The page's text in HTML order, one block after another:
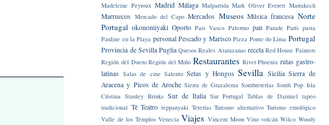
Madeleine Peyroux Madrid Málaga Malpartida Mark Oliver Everett Marrakech
Marruecos Mercado del Capo Mercados Museos Música francesa Norte
Portugal okonomiyaki Oporto Pais Vasco Palermo pan Parade París pasta
Pauline en la Playa personal Pescado y Marisco Pizza Ponte do Lima Portugal
Provincia de Sevilla Puglia Quesos Reales Atarazanas receta Red House Painters
Región del Duero Región del Miño Restaurantes River Phoenix rutas gastro-
latinas Salas de cine Salento Setas y Hongos Sevilla Sicilia Sierra de
Aracena y Picos de Aroche Sierra de Grazalema Sombrererías South Pop Isla
Cristina Stanley Brinks Sur de Italia Sur Portugal Tablas de Daimiel tapeo
tradicional Té Teatro teppanyaki Teterías Turismo alternativo Turismo etnológico
Valle de los Templos Venecia Viajes Vincent Moon Vino volcán Wilco Woody